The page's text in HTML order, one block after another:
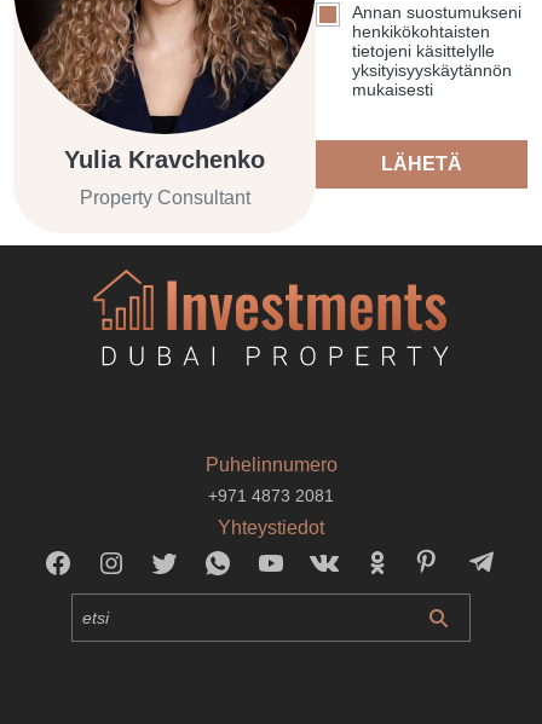
Yulia Kravchenko
Property Consultant
Annan suostumukseni
henkikökohtaisten
tietojeni käsittelylle
yksityisyyskäytännön
mukaisesti
LÄHETÄ
Puhelinnumero
+971 4873 2081
Yhteystiedot